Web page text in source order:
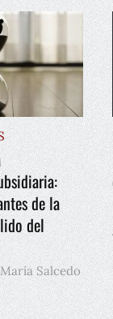
de la
del
Salcedo